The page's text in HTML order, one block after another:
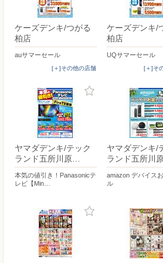
ケーズデンキ/つがる
柏店
auサマーセール
[＋]その他の店舗
ケーズデンキ/
柏店
UQサマーセール
[＋]そ
ヤマダデンキ/テック
ランド五所川原…
本気の値引き！Panasonicテ
レビ【Min…
ヤマダデンキ/
ランド五所川
amazon デバイス
ル